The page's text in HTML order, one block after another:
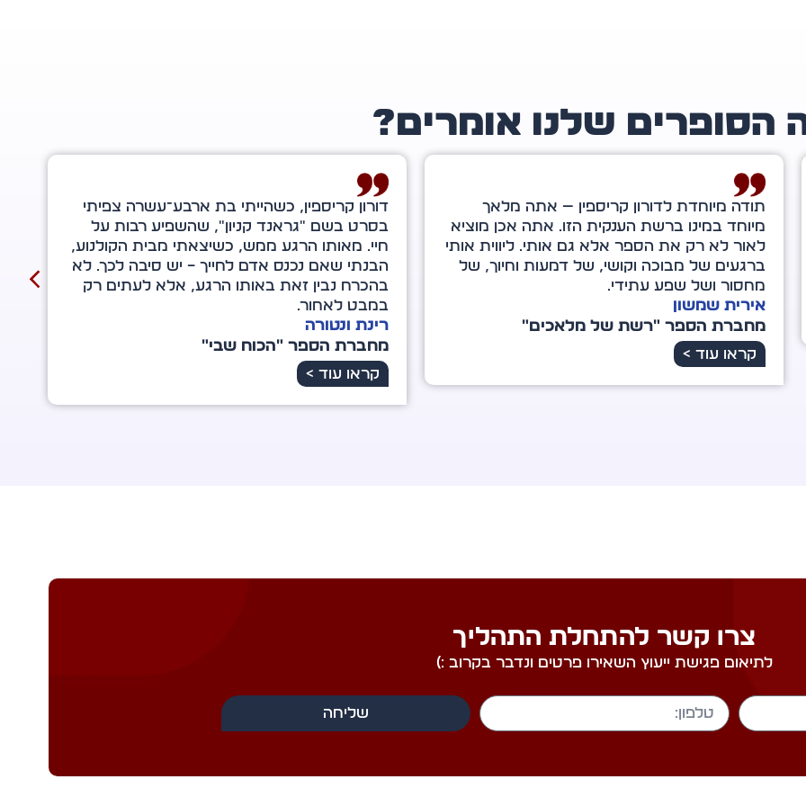
הסופרים שלנו אומרים?
אותי
דורון קריספין, כשהייתי בת ארבע־עשרה צפיתי
בסרט בשם "גראנד קניון", שהשפיע רבות על
חיי. מאותו הרגע ממש, כשיצאתי מבית הקולנוע,
הבנתי שאם נכנס אדם לחייך – יש סיבה לכך. לא
בהכרח נבין זאת באותו הרגע, אלא לעתים רק
במבט לאחור.
רינת ונטורה
מחברת הספר "הכוח שבי"
תודה לצוות "מדיה 10", ההוצאה לאור שהפיקה
את הספר הזה. עשיתם לי חוויה מתקנת,
ואפשרתם להגשמה של החלום הזה להיות
מושלמת.
דניאל דודזון
מחבר הספר "שפת המכירות"
קראו עוד >
צרו קשר להתחלת התהליך
לתיאום פגישת ייעוץ השאירו פרטים ונדבר בקרוב :)
שליחה